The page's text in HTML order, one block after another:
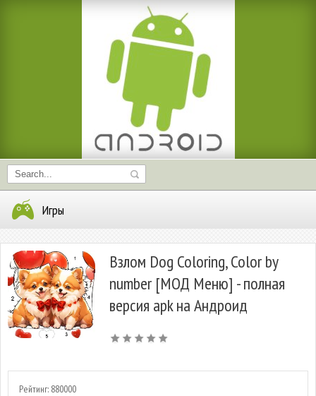
Игры
Взлом Dog Coloring, Color by
number [МОД Меню] - полная
версия apk на Андроид
Рейтинг: 880000